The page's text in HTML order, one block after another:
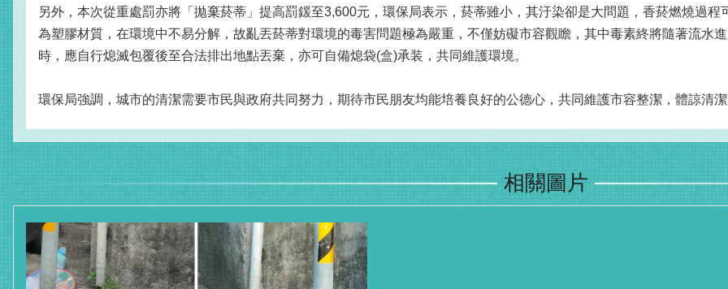
另外，本次從重處罰亦將「拋棄菸蒂」提高罰鍰至3,600元，環保局表示，菸蒂雖小，其汙染卻是大問題，香菸燃燒過
為塑膠材質，在環境中不易分解，故亂丟菸蒂對環境的毒害問題極為嚴重，不僅妨礙市容觀瞻，其中毒素終將隨著流水
時，應自行熄滅包覆後至合法排出地點丟棄，亦可自備熄袋(盒)承装，共同維護環境。
環保局強調，城市的清潔需要市民與政府共同努力，期待市民朋友均能培養良好的公德心，共同維護市容整潔，體諒清
相關圖片